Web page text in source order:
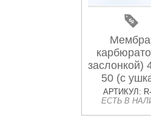
заслонкой)
50 (с
АРТИКУЛ:
ЕСТЬ В